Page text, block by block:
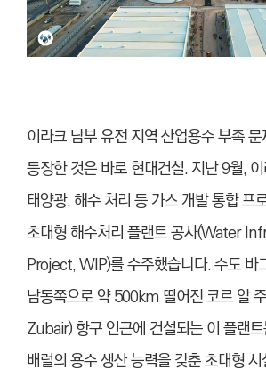
이라크 남부 유전 지역 산업용수 부족
등장한 것은 바로 현대건설. 지난 9월,
태양광, 해수 처리 등 가스 개발 통합 프
초대형 해수처리 플랜트 공사(Water
Project, WIP)를 수주했습니다. 수도 바
남동쪽으로 약 500km 떨어진 코르 알
Zubair) 항구 인근에 건설되는 이 플랜
배럴의 용수 생산 능력을 갖춘 초대형